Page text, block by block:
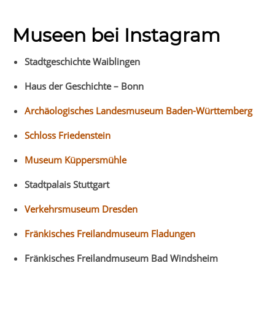
Museen bei Instagram
Stadtgeschichte Waiblingen
Haus der Geschichte – Bonn
Archäologisches Landesmuseum Baden-Württemberg
Schloss Friedenstein
Museum Küppersmühle
Stadtpalais Stuttgart
Verkehrsmuseum Dresden
Fränkisches Freilandmuseum Fladungen
Fränkisches Freilandmuseum Bad Windsheim